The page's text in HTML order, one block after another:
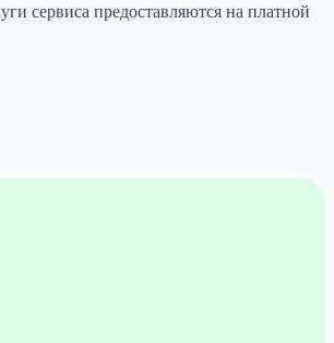
сервиса предоставляются на платной